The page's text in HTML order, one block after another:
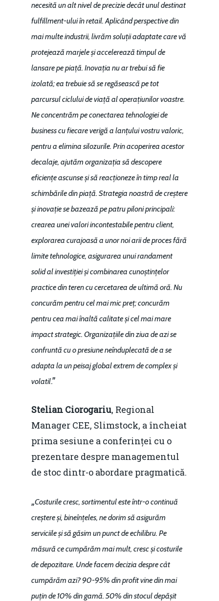
necesită un alt nivel de precizie decât unul destinat
fulfillment-ului în retail. Aplicând perspective din
mai multe industrii, livrăm soluții adaptate care vă
protejează marjele și accelerează timpul de
lansare pe piață. Inovația nu ar trebui să fie
izolată; ea trebuie să se regăsească pe tot
parcursul ciclului de viață al operațiunilor voastre.
Ne concentrăm pe conectarea tehnologiei de
business cu fiecare verigă a lanțului vostru valoric,
pentru a elimina silozurile. Prin acoperirea acestor
decalaje, ajutăm organizația să descopere
eficiențe ascunse și să reacționeze în timp real la
schimbările din piață. Strategia noastră de creștere
și inovație se bazează pe patru piloni principali:
crearea unei valori incontestabile pentru client,
explorarea curajoasă a unor noi arii de proces fără
limite tehnologice, asigurarea unui randament
solid al investiției și combinarea cunoștințelor
practice din teren cu cercetarea de ultimă oră. Nu
concurăm pentru cel mai mic preț; concurăm
pentru cea mai înaltă calitate și cel mai mare
impact strategic. Organizațiile din ziua de azi se
confruntă cu o presiune neînduplecată de a se
adapta la un peisaj global extrem de complex și
volatil.”
Stelian Ciorogariu, Regional
Manager CEE, Slimstock, a încheiat
prima sesiune a conferinței cu o
prezentare despre managementul
de stoc dintr-o abordare pragmatică.
„Costurile cresc, sortimentul este într-o continuă
creștere și, bineînțeles, ne dorim să asigurăm
serviciile și să găsim un punct de echilibru. Pe
măsură ce cumpărăm mai mult, cresc și costurile
de depozitare. Unde facem decizia despre cât
cumpărăm azi? 90-95% din profit vine din mai
puțin de 10% din gamă. 50% din stocul depășit